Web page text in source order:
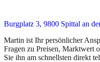
Burgplatz 3, 9800 Spittal an
Martin ist Ihr persönlicher
Fragen zu Preisen, Marktwert
Sie ihn am schnellsten direkt